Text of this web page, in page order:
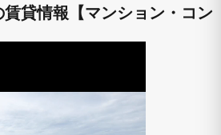
貸情報【マンション・コン